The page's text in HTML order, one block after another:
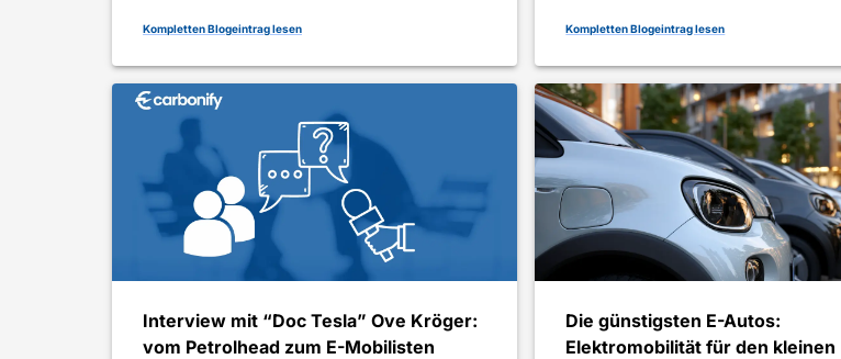
Kompletten Blogeintrag lesen Kompletten Blogeintrag lesen
Interview mit “Doc Tesla” Ove Kröger:
vom Petrolhead zum E-Mobilisten
Die günstigsten E-Autos:
Elektromobilität für den kleinen